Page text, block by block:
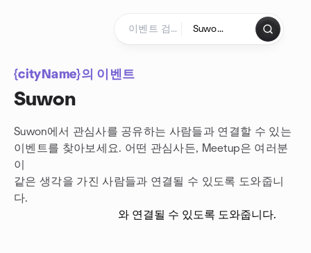
{cityName}의 이벤트
Suwon
Suwon에서 관심사를 공유하는 사람들과 연결할 수 있는
이벤트를 찾아보세요. 어떤 관심사든, Meetup은 여러분
이
같은 생각을 가진 사람들과 연결될 수 있도록 도와줍니
다.
와 연결될 수 있도록 도와줍니다.